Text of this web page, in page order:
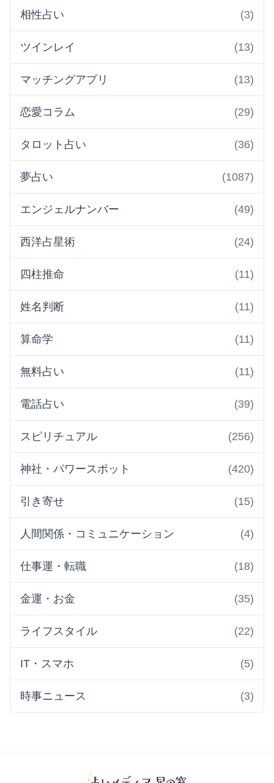
相性占い (3)
ツインレイ (13)
マッチングアプリ (13)
恋愛コラム (29)
タロット占い (36)
夢占い (1087)
エンジェルナンバー (49)
西洋占星術 (24)
四柱推命 (11)
姓名判断 (11)
算命学 (11)
無料占い (11)
電話占い (39)
スピリチュアル (256)
神社・パワースポット (420)
引き寄せ (15)
人間関係・コミュニケーション (4)
仕事運・転職 (18)
金運・お金 (35)
ライフスタイル (22)
IT・スマホ (5)
時事ニュース (3)